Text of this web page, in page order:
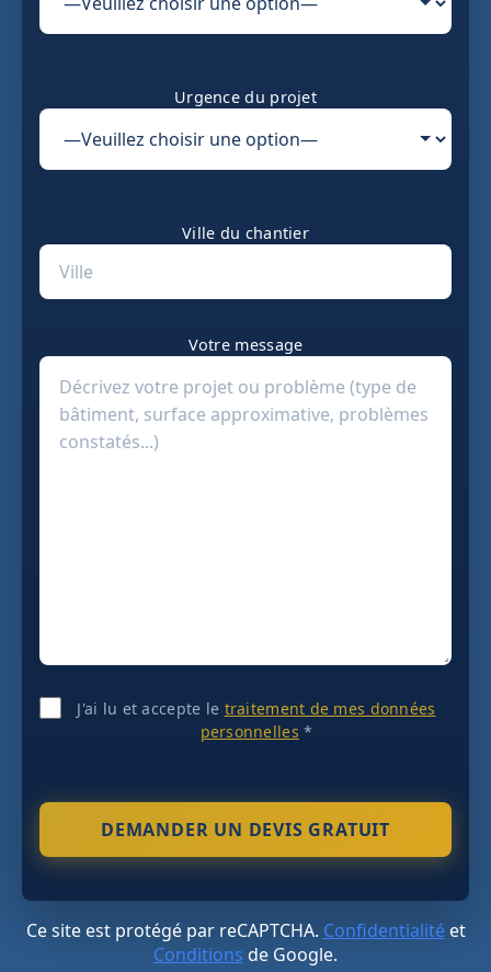
Urgence du projet
Ville du chantier
Votre message
J'ai lu et accepte le traitement de mes données
personnelles *
Ce site est protégé par reCAPTCHA. Confidentialitéet
Conditions de Google.